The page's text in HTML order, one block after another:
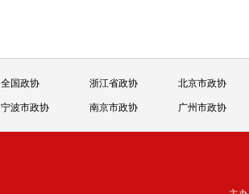
全国政协 浙江省政协 北京市政协
宁波市政协 南京市政协 广州市政协